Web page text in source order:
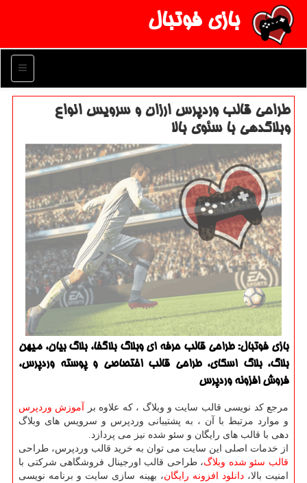
بازی فوتبال
منو
طراحی قالب وردپرس ارزان و سرویس انواع
وبلاگدهی با سئوی بالا
بازی فوتبال: طراحی قالب حرفه ای وبلاگ بلاگفا، بلاگ بیان، میهن
بلاگ، بلاگ اسكای، طراحی قالب اختصاصی و پوسته وردپرس،
فروش افزونه وردپرس
مرجع کد نویسی قالب سایت و وبلاگ ، که علاوه بر آموزش وردپرس
و موارد مرتبط با آن ، به پشتیبانی وردپرس و سرویس های وبلاگ
دهی با قالب های رایگان و سئو شده نیز می پردازد.
از خدمات اصلی این سایت می توان به خرید قالب وردپرس، طراحی
قالب سئو شده وبلاگ، طراحی قالب اورجینال فروشگاهی شرکتی با
امنیت بالا،دانلود افزونه رایگان، بهینه سازی سایت و برنامه نویسی